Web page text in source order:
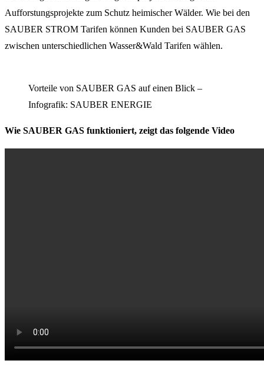
Aufforstungsprojekte zum Schutz heimischer Wälder. Wie bei den
SAUBER STROM Tarifen können Kunden bei SAUBER GAS
zwischen unterschiedlichen Wasser&Wald Tarifen wählen.
Vorteile von SAUBER GAS auf einen Blick –
Infografik: SAUBER ENERGIE
Wie SAUBER GAS funktioniert, zeigt das folgende Video